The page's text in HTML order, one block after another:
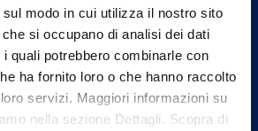
modo in cui utilizza il nostro sito
si occupano di analisi dei dati
quali potrebbero combinarle con
ha fornito loro o che hanno raccolto
servizi. Maggiori informazioni su
nella sezione Dettagli. Scopra di